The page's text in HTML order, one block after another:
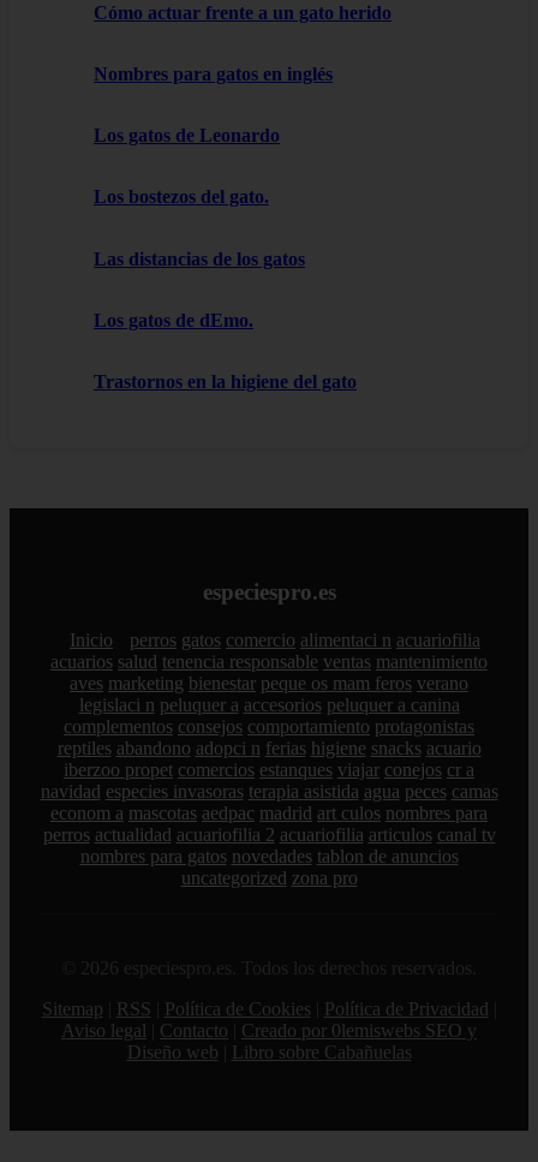
Cómo actuar frente a un gato herido
Nombres para gatos en inglés
Los gatos de Leonardo
Los bostezos del gato.
Las distancias de los gatos
Los gatos de dEmo.
Trastornos en la higiene del gato
especiespro.es
Inicio perros gatos comercio alimentaci n acuariofilia
acuarios salud tenencia responsable ventas mantenimiento
aves marketing bienestar peque os mam feros verano
legislaci n peluquer a accesorios peluquer a canina
complementos consejos comportamiento protagonistas
reptiles abandono adopci n ferias higiene snacks acuario
iberzoo propet comercios estanques viajar conejos cr a
navidad especies invasoras terapia asistida agua peces camas
econom a mascotas aedpac madrid art culos nombres para
perros actualidad acuariofilia 2 acuariofilia articulos canal tv
nombres para gatos novedades tablon de anuncios
uncategorized zona pro
© 2026 especiespro.es. Todos los derechos reservados.
Sitemap
RSS Política de Cookies Política de Privacidad
Aviso legal
Contacto
Creado por 0lemiswebs SEO y
Diseño web
Libro sobre Cabañuelas